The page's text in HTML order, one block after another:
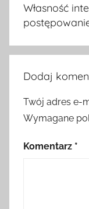
Własność
Dodaj
Twój adres e-
Wymagane
Komentarz *